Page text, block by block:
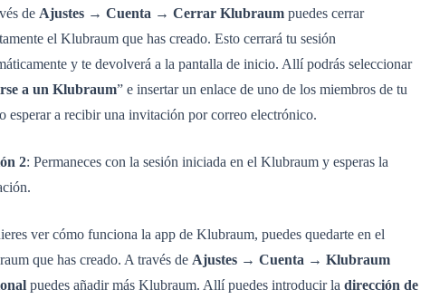
de Ajustes → Cuenta → Cerrar Klubraum puedes cerrar
el Klubraum que has creado. Esto cerrará tu sesión
y te devolverá a la pantalla de inicio. Allí podrás seleccionar
a un Klubraum” e insertar un enlace de uno de los miembros de tu
esperar a recibir una invitación por correo electrónico.
2: Permaneces con la sesión iniciada en el Klubraum y esperas la
ver cómo funciona la app de Klubraum, puedes quedarte en el
que has creado. A través de Ajustes → Cuenta → Klubraum
puedes añadir más Klubraum. Allí puedes introducir la dirección de